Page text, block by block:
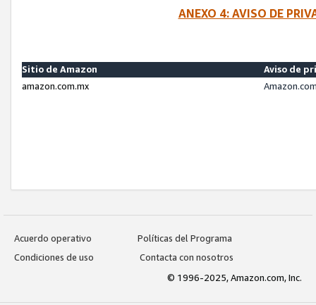
ANEXO 4: AVISO DE
Sitio de Amazon
Aviso de
amazon.com.mx
Acuerdo operativo
Políticas del Programa
Condiciones de uso
Contacta con nosotros
© 1996-2025, Amazon.com, Inc.